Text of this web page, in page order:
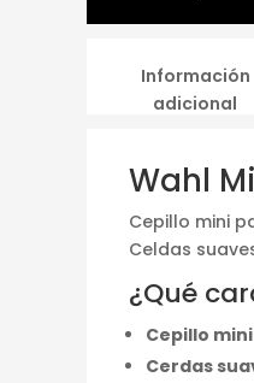
Información
adicional
Wahl
Cepillo mini
Celdas
¿Qué
Cepillo mini
Cerdas